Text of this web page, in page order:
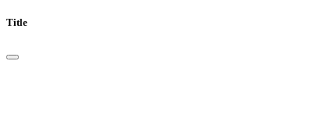
Title